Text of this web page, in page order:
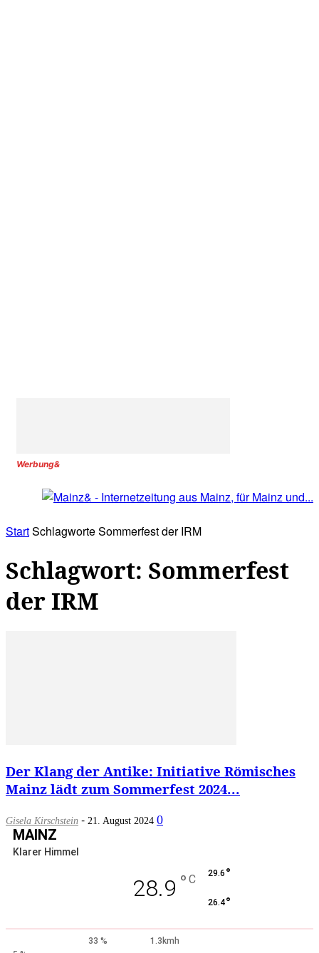
Werbung&
StartSchlagworteSommerfest der IRM
Schlagwort: Sommerfest
der IRM
Der Klang der Antike: Initiative Römisches
Mainz lädt zum Sommerfest 2024...
Gisela Kirschstein - 21. August 2024 0
MAINZ
Klarer Himmel
28.9 ° C 29.6 °
26.4°
33 %
1.3kmh